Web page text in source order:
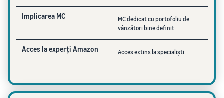
Implicarea MC
MC dedicat cu portofoliu de
vânzători bine definit
Acces la experți Amazon Acces extins la specialiști